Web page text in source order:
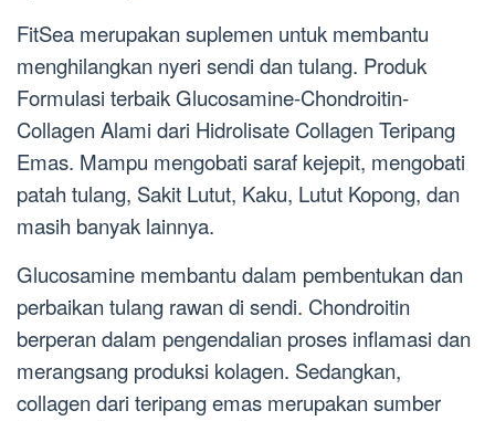
FitSea merupakan suplemen untuk membantu
menghilangkan nyeri sendi dan tulang. Produk
Formulasi terbaik Glucosamine-Chondroitin-
Collagen Alami dari Hidrolisate Collagen Teripang
Emas. Mampu mengobati saraf kejepit, mengobati
patah tulang, Sakit Lutut, Kaku, Lutut Kopong, dan
masih banyak lainnya.
Glucosamine membantu dalam pembentukan dan
perbaikan tulang rawan di sendi. Chondroitin
berperan dalam pengendalian proses inflamasi dan
merangsang produksi kolagen. Sedangkan,
collagen dari teripang emas merupakan sumber